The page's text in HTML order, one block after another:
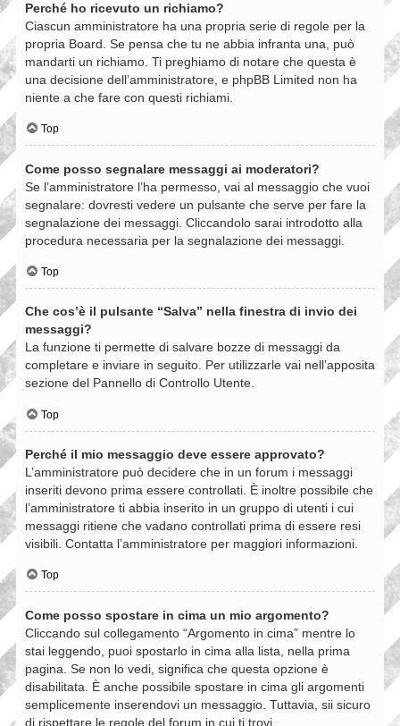
Perché ho ricevuto un richiamo?
Ciascun amministratore ha una propria serie di regole per la
propria Board. Se pensa che tu ne abbia infranta una, può
mandarti un richiamo. Ti preghiamo di notare che questa è
una decisione dell’amministratore, e phpBB Limited non ha
niente a che fare con questi richiami.
Top
Come posso segnalare messaggi ai moderatori?
Se l’amministratore l’ha permesso, vai al messaggio che vuoi
segnalare: dovresti vedere un pulsante che serve per fare la
segnalazione dei messaggi. Cliccandolo sarai introdotto alla
procedura necessaria per la segnalazione dei messaggi.
Top
Che cos’è il pulsante “Salva” nella finestra di invio dei
messaggi?
La funzione ti permette di salvare bozze di messaggi da
completare e inviare in seguito. Per utilizzarle vai nell’apposita
sezione del Pannello di Controllo Utente.
Top
Perché il mio messaggio deve essere approvato?
L’amministratore può decidere che in un forum i messaggi
inseriti devono prima essere controllati. È inoltre possibile che
l’amministratore ti abbia inserito in un gruppo di utenti i cui
messaggi ritiene che vadano controllati prima di essere resi
visibili. Contatta l’amministratore per maggiori informazioni.
Top
Come posso spostare in cima un mio argomento?
Cliccando sul collegamento “Argomento in cima” mentre lo
stai leggendo, puoi spostarlo in cima alla lista, nella prima
pagina. Se non lo vedi, significa che questa opzione è
disabilitata. È anche possibile spostare in cima gli argomenti
semplicemente inserendovi un messaggio. Tuttavia, sii sicuro
di rispettare le regole del forum in cui ti trovi.